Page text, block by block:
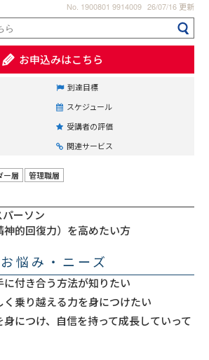
No. 1900801 9914009 26/07/16 更新
お申込みはこちら
到達目標
スケジュール
受講者の評価
関連サービス
ー層 管理職層
ーソン
神的回復力）を高めたい方
悩み・ニーズ
に付き合う方法が知りたい
く乗り越える力を身につけたい
身につけ、自信を持って成長していって